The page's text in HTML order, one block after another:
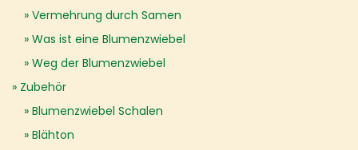
Vermehrung durch Samen
Was ist eine Blumenzwiebel
Weg der Blumenzwiebel
Zubehör
Blumenzwiebel Schalen
Blähton